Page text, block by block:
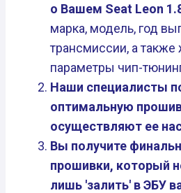
о Вашем Seat Leon
марка, модель, год
трансмиссии, а
параметры чип-
Наши специалисты
оптимальную
осуществляют ее
Вы получите
прошивки, который
лишь 'залить' в ЭБУ